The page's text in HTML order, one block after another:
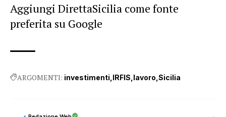
Aggiungi DirettaSicilia come fonte
preferita su Google
ARGOMENTI: investimenti IRFIS lavoro Sicilia